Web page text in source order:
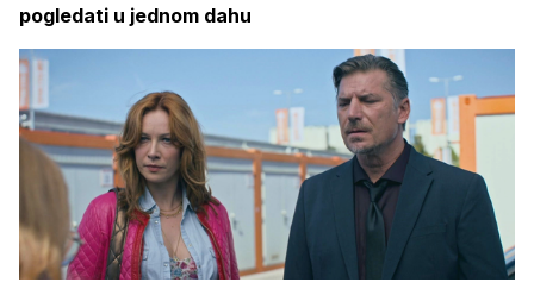
pogledati u jednom dahu